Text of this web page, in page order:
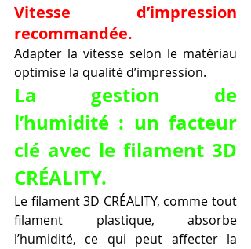
Vitesse d’impression
recommandée.
Adapter la vitesse selon le matériau
optimise la qualité d’impression.
La gestion de
l’humidité : un facteur
clé avec le filament 3D
CRÉALITY.
Le filament 3D CRÉALITY, comme tout
filament plastique, absorbe
l’humidité, ce qui peut affecter la